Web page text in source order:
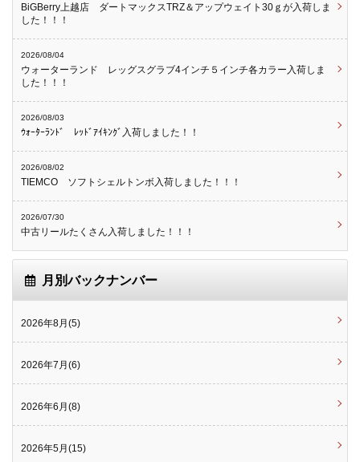
BiGBerry上越店 ダートマックスTRZ＆アップウェイト30ｇが入荷しま
した！！！
2026/08/04
ウォーターランド レッグスグラブ4インチ５インチ各カラー入荷しま
した！！！
2026/08/03
ｳｫｰﾀｰﾗﾝﾄﾞ ﾚｯﾄﾞｱｲｷﾝｸﾞ入荷しました！！
2026/08/02
TIEMCO ソフトシェルトンボ入荷しました！！！
2026/07/30
中古リールたくさん入荷しました！！！
月別バックナンバー
2026年8月(5)
2026年7月(6)
2026年6月(8)
2026年5月(15)